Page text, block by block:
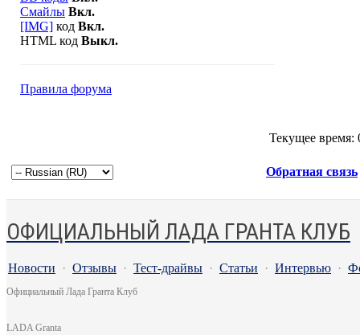
Смайлы Вкл.
[IMG] код Вкл.
HTML код Выкл.
Правила форума
Текущее время:
Обратная связь
ОФИЦИАЛЬНЫЙ ЛАДА ГРАНТА КЛУБ
Новости · Отзывы · Тест-драйвы · Статьи · Интервью ·
Официальный Лада Гранта Клуб
LADA Granta